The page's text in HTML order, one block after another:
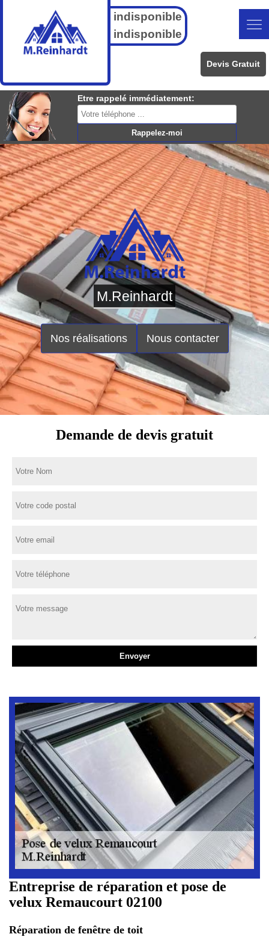
indisponible
indisponible
Devis Gratuit
Etre rappelé immédiatement:
M.Reinhardt
Nos réalisations Nous contacter
Demande de devis gratuit
Entreprise de réparation et pose de
velux Remaucourt 02100
Réparation de fenêtre de toit